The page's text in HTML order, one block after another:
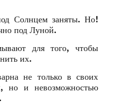
Солнцем заняты. Но!
под Луной.
для того, чтобы
их.
не только в своих
но и невозможностью